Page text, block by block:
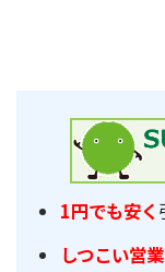
1円でも安く
しつこい営